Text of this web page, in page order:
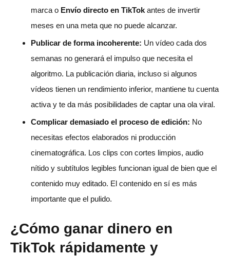
marca o Envío directo en TikTok antes de invertir
meses en una meta que no puede alcanzar.
Publicar de forma incoherente: Un vídeo cada dos
semanas no generará el impulso que necesita el
algoritmo. La publicación diaria, incluso si algunos
vídeos tienen un rendimiento inferior, mantiene tu cuenta
activa y te da más posibilidades de captar una ola viral.
Complicar demasiado el proceso de edición: No
necesitas efectos elaborados ni producción
cinematográfica. Los clips con cortes limpios, audio
nítido y subtítulos legibles funcionan igual de bien que el
contenido muy editado. El contenido en sí es más
importante que el pulido.
¿Cómo ganar dinero en
TikTok rápidamente y